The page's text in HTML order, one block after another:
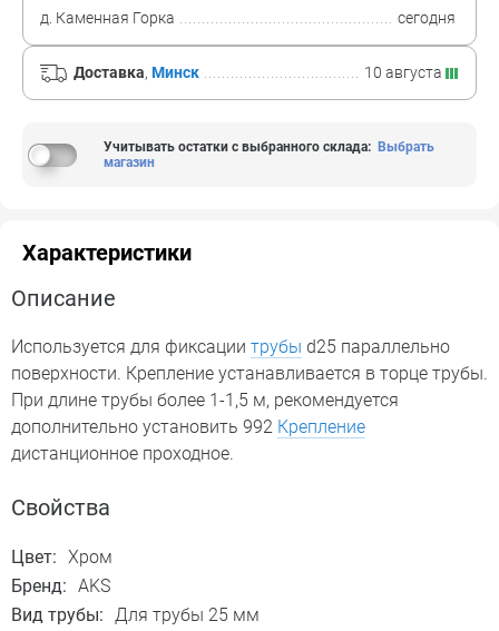
д. Каменная Горка
сегодня
Доставка, Минск 10 августа
Учитывать остатки с выбранного склада: Выбрать
магазин
Характеристики
Описание
Используется для фиксации трубы d25 параллельно
поверхности. Крепление устанавливается в торце трубы.
При длине трубы более 1-1,5 м, рекомендуется
дополнительно установить 992 Крепление
дистанционное проходное.
Свойства
Цвет: Хром
Бренд: AKS
Вид трубы: Для трубы 25 мм